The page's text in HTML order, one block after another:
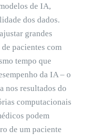
de IA,
dos dados.
grandes
pacientes com
tempo que
da IA – o
nos resultados do
computacionais
podem
de um paciente